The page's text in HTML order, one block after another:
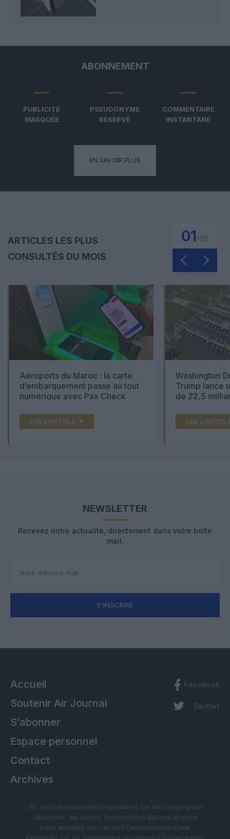
ABONNEMENT
PUBLICITÉ
MASQUÉE
PSEUDONYME
RÉSERVÉ
COMMENTAIRE
INSTANTANÉ
EN SAVOIR PLUS
ARTICLES LES PLUS
CONSULTÉS DU MOIS
01
Aéroports du Maroc : la carte
d’embarquement passe au tout
numérique avec Pax Check
LIRE L'ARTICLE
Washington
Trump lance
de 22,5
LIRE
NEWSLETTER
Recevez notre actualité, directement dans votre boîte
mail.
S'INSCRIRE
Accueil
Soutenir Air Journal
S’abonner
Espace personnel
Contact
Archives